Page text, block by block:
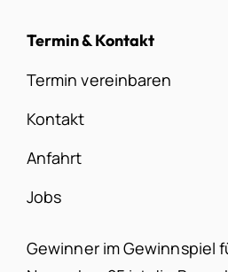
Termin & Kontakt
Termin vereinbaren
Kontakt
Anfahrt
Jobs
Gewinner im Gewinnspiel